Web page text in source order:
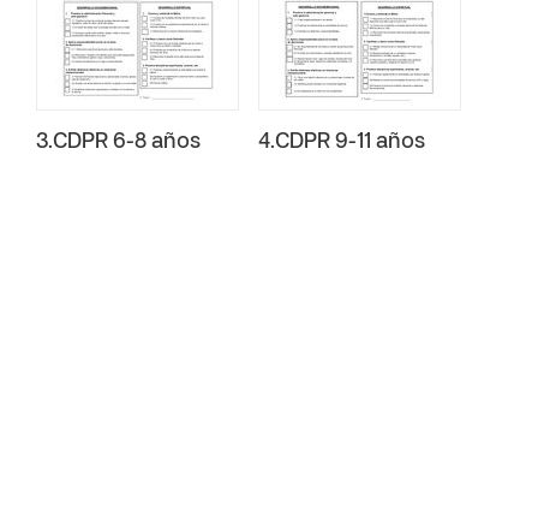
3.CDPR 6-8 años 4.CDPR 9-11 años